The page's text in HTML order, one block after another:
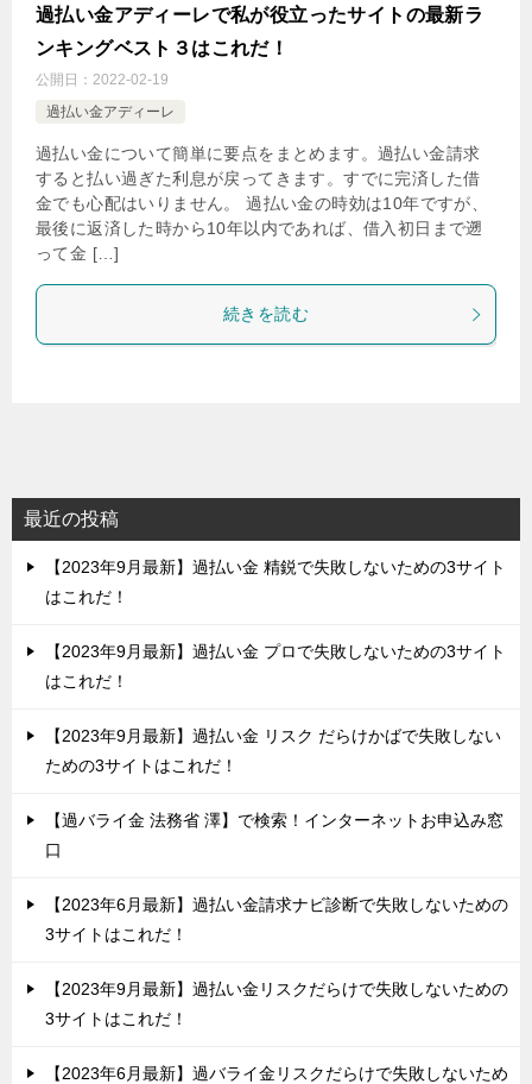
過払い金アディーレで私が役立ったサイトの最新ラ
ンキングベスト３はこれだ！
公開日： 2022-02-19
過払い金アディーレ
過払い金について簡単に要点をまとめます。過払い金請求
すると払い過ぎた利息が戻ってきます。すでに完済した借
金でも心配はいりません。 過払い金の時効は10年ですが、
最後に返済した時から10年以内であれば、借入初日まで遡
って金 […]
続きを読む
最近の投稿
【2023年9月最新】過払い金 精鋭で失敗しないための3サイト
はこれだ！
【2023年9月最新】過払い金 プロで失敗しないための3サイト
はこれだ！
【2023年9月最新】過払い金 リスク だらけかばで失敗しない
ための3サイトはこれだ！
【過バライ金 法務省 澤】で検索！インターネットお申込み窓
口
【2023年6月最新】過払い金請求ナビ診断で失敗しないための
3サイトはこれだ！
【2023年9月最新】過払い金リスクだらけで失敗しないための
3サイトはこれだ！
【2023年6月最新】過バライ金リスクだらけで失敗しないため